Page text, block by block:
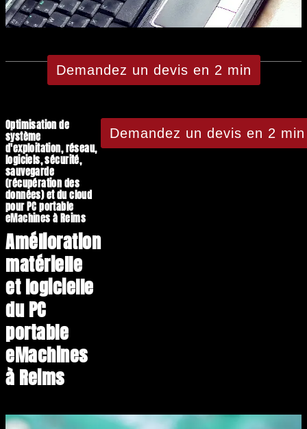
Demandez un devis en 2 min
Optimisation de
système
d'exploitation, réseau,
logiciels, sécurité,
sauvegarde
(récupération des
données) et du cloud
pour PC portable
eMachines à Reims
Amélioration
matérielle
et logicielle
du PC
portable
eMachines
à Reims
Demandez un devis en 2 min